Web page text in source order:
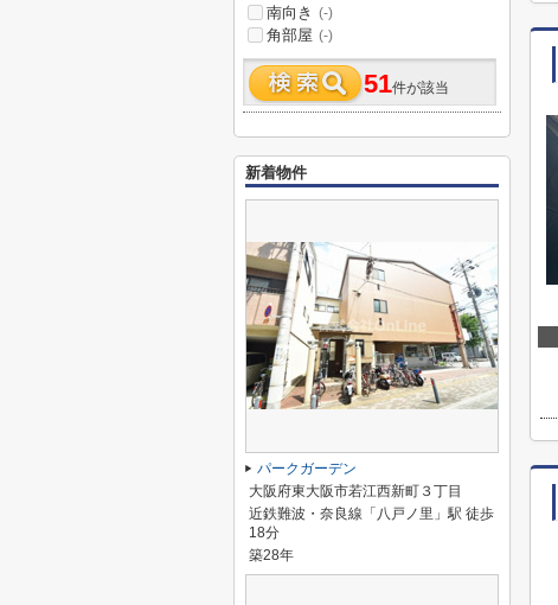
南向き (-)
角部屋 (-)
51件が該当
新着物件
パークガーデン
大阪府東大阪市若江西新町３丁目
近鉄難波・奈良線「八戸ノ里」駅 徒歩
18分
築28年